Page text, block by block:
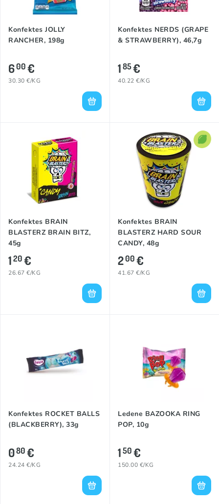
Konfektes JOLLY
RANCHER, 198g
600€
30.30 €/KG
Konfektes NERDS (GRAPE
& STRAWBERRY), 46,7g
185€
40.22 €/KG
Konfektes BRAIN
BLASTERZ BRAIN BITZ,
45g
120€
26.67 €/KG
Konfektes BRAIN
BLASTERZ HARD SOUR
CANDY, 48g
200€
41.67 €/KG
Konfektes ROCKET BALLS
(BLACKBERRY), 33g
080€
24.24 €/KG
Ledene BAZOOKA RING
POP, 10g
150€
150.00 €/KG